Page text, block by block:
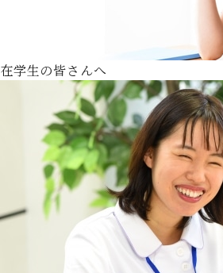
在学生の皆さんへ